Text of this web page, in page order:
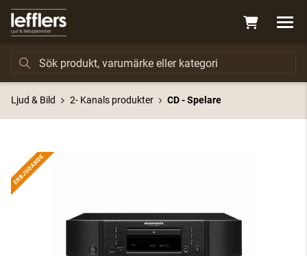
Ljud & Bild 2- Kanals produkter CD - Spelare